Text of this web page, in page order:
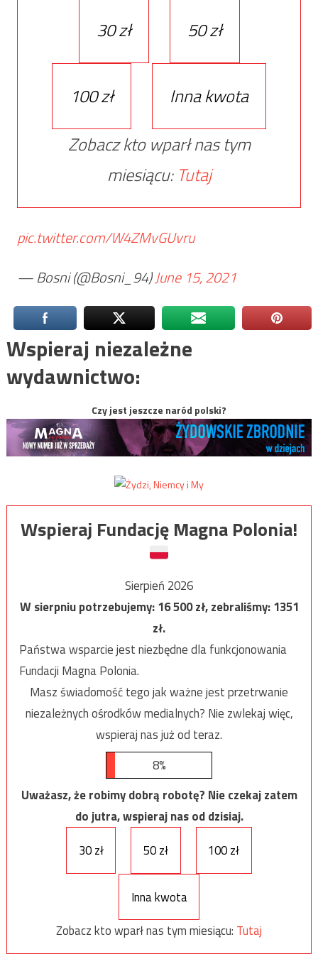
30 zł 50 zł
100 zł
Inna kwota
Zobacz kto wparł nas tym
miesiącu: Tutaj
pic.twitter.com/W4ZMvGUvru
— Bosni (@Bosni_94)June 15, 2021
Wspieraj niezależne
wydawnictwo:
Czy jest jeszcze naród polski?
Wspieraj Fundację Magna Polonia!
Sierpień 2026
W sierpniu potrzebujemy:16 500zł, zebraliśmy:1351
zł.
Państwa wsparcie jest niezbędne dla funkcjonowania
Fundacji Magna Polonia.
Masz świadomość tego jak ważne jest przetrwanie
niezależnych ośrodków medialnych? Nie zwlekaj więc,
wspieraj nas już od teraz.
8%
Uważasz, że robimy dobrą robotę? Nie czekaj zatem
do jutra, wspieraj nas od dzisiaj.
30 zł
50 zł 100 zł
Inna kwota
Zobacz kto wparł nas tym miesiącu: Tutaj